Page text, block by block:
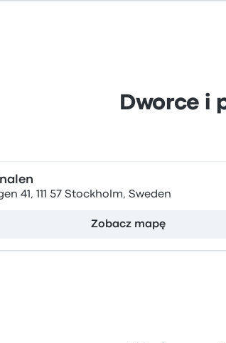
Dworce i
41, 111 57 Stockholm, Sweden
Zobacz mapę